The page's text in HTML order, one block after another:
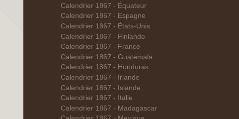
Calendrier 1867 - Équateur
Calendrier 1867 - Espagne
Calendrier 1867 - États-Unis
Calendrier 1867 - Finlande
Calendrier 1867 - France
Calendrier 1867 - Guatemala
Calendrier 1867 - Honduras
Calendrier 1867 - Irlande
Calendrier 1867 - Islande
Calendrier 1867 - Italie
Calendrier 1867 - Madagascar